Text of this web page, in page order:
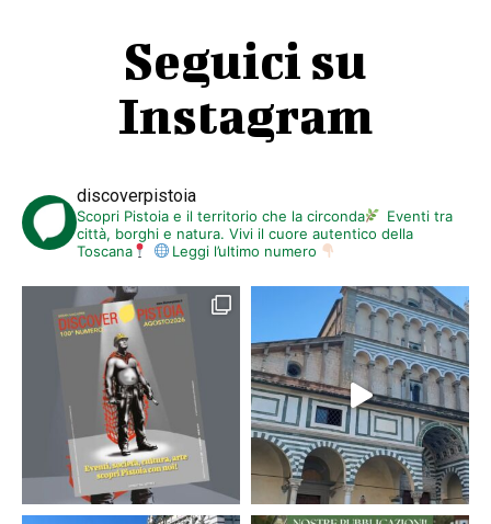
Seguici su
Instagram
discoverpistoia
Scopri Pistoia e il territorio che la circonda
Eventi tra
città, borghi e natura. Vivi il cuore autentico della
Toscana
Leggi l’ultimo numero